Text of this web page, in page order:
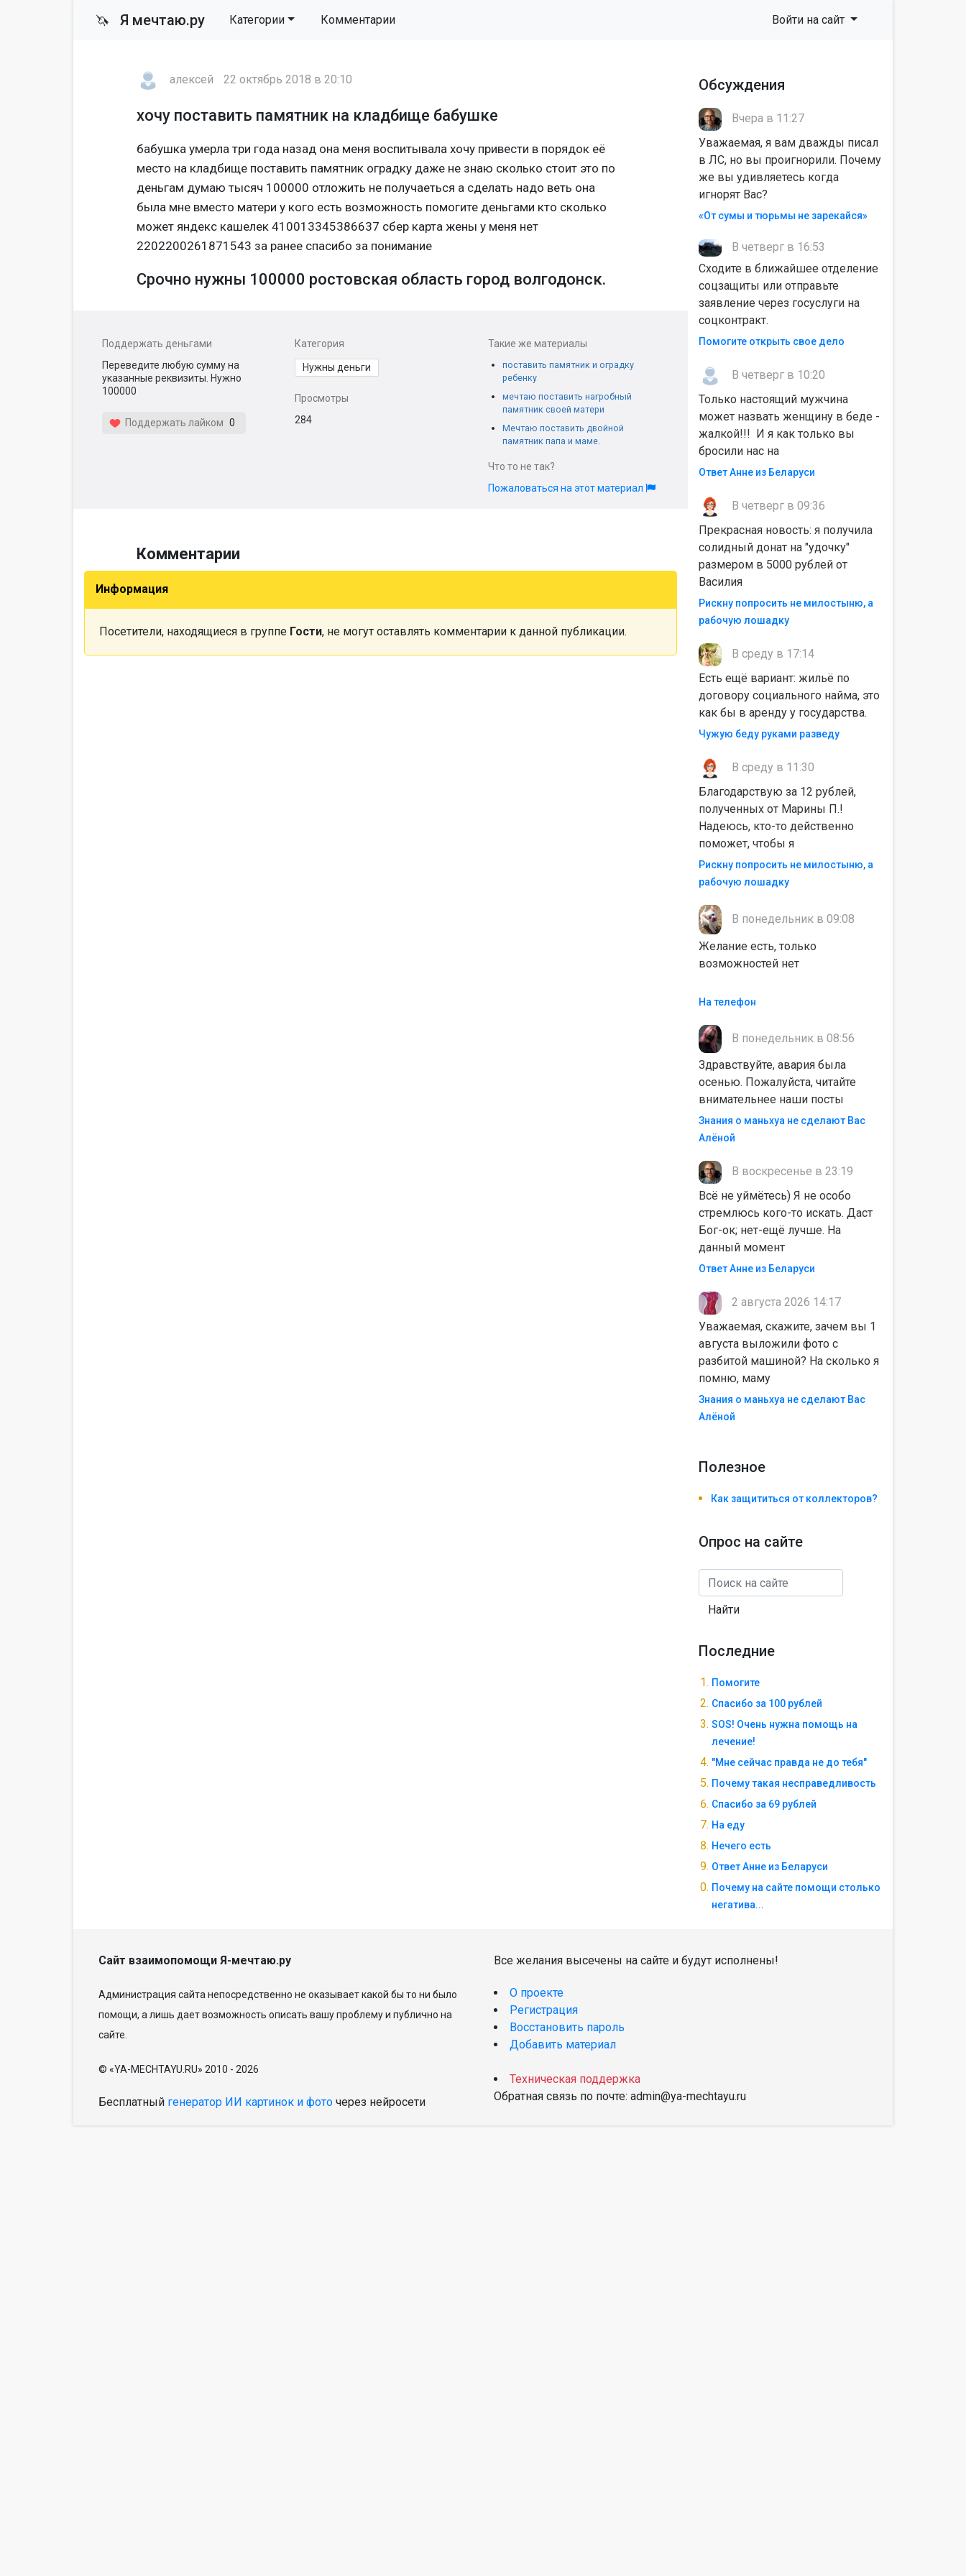
🦄 Я мечтаю.ру Категории Комментарии Войти на сайт
алексей 22 октябрь 2018 в 20:10
хочу поставить памятник на кладбище бабушке
бабушка умерла три года назад она меня воспитывала хочу привести в порядок её
место на кладбище поставить памятник оградку даже не знаю сколько стоит это по
деньгам думаю тысяч 100000 отложить не получаеться а сделать надо веть она
была мне вместо матери у кого есть возможность помогите деньгами кто сколько
может яндекс кашелек 410013345386637 сбер карта жены у меня нет
2202200261871543 за ранее спасибо за понимание
Срочно нужны 100000 ростовская область город волгодонск.
Поддержать деньгами
Переведите любую сумму на
указанные реквизиты. Нужно
100000
Поддержать лайком 0
Категория
Нужны деньги
Просмотры
284
Такие же материалы
поставить памятник и оградку
ребенку
мечтаю поставить нагробный
памятник своей матери
Мечтаю поставить двойной
памятник папа и маме.
Что то не так?
Пожаловаться на этот материал
Комментарии
Информация
Посетители, находящиеся в группе Гости, не могут оставлять комментарии к данной публикации.
Обсуждения
Вчера в 11:27
Уважаемая, я вам дважды писал
в ЛС, но вы проигнорили. Почему
же вы удивляетесь когда
игнорят Вас?
«От сумы и тюрьмы не зарекайся»
В четверг в 16:53
Сходите в ближайшее отделение
соцзащиты или отправьте
заявление через госуслуги на
соцконтракт.
Помогите открыть свое дело
В четверг в 10:20
Только настоящий мужчина
может назвать женщину в беде -
жалкой!!! И я как только вы
бросили нас на
Ответ Анне из Беларуси
В четверг в 09:36
Прекрасная новость: я получила
солидный донат на "удочку"
размером в 5000 рублей от
Василия
Рискну попросить не милостыню, а
рабочую лошадку
В среду в 17:14
Есть ещё вариант: жильё по
договору социального найма, это
как бы в аренду у государства.
Чужую беду руками разведу
В среду в 11:30
Благодарствую за 12 рублей,
полученных от Марины П.!
Надеюсь, кто-то действенно
поможет, чтобы я
Рискну попросить не милостыню, а
рабочую лошадку
В понедельник в 09:08
Желание есть, только
возможностей нет
На телефон
В понедельник в 08:56
Здравствуйте, авария была
осенью. Пожалуйста, читайте
внимательнее наши посты
Знания о маньхуа не сделают Вас
Алëной
В воскресенье в 23:19
Всё не уймётесь) Я не особо
стремлюсь кого-то искать. Даст
Бог-ок; нет-ещё лучше. На
данный момент
Ответ Анне из Беларуси
2 августа 2026 14:17
Уважаемая, скажите, зачем вы 1
августа выложили фото с
разбитой машиной? На сколько я
помню, маму
Знания о маньхуа не сделают Вас
Алëной
Полезноe
Как защититься от коллекторов?
Опрос на сайте
Найти
Последние
Помогите
Спасибо за 100 рублей
SOS! Очень нужна помощь на
лечение!
"Мне сейчас правда не до тебя"
Почему такая несправедливость
Спасибо за 69 рублей
На еду
Нечего есть
Ответ Анне из Беларуси
Почему на сайте помощи столько
негатива...
Сайт взаимопомощи Я-мечтаю.ру
Администрация сайта непосредственно не оказывает какой бы то ни было
помощи, а лишь дает возможность описать вашу проблему и публично на
сайте.
© «YA-MECHTAYU.RU» 2010 - 2026
Бесплатный генератор ИИ картинок и фото через нейросети
Все желания высечены на сайте и будут исполнены!
О проекте
Регистрация
Восстановить пароль
Добавить материал
Техническая поддержка
Обратная связь по почте: admin@ya-mechtayu.ru